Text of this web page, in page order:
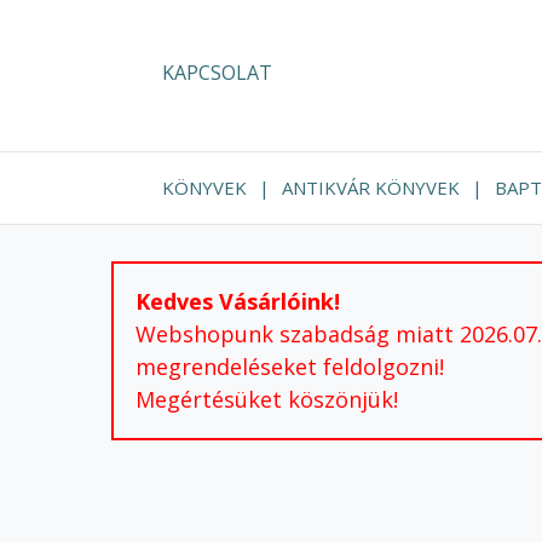
KAPCSOLAT
KÖNYVEK ANTIKVÁR KÖNYVEK
Kedves Vásárlóink!
Webshopunk szabadság miatt
megrendeléseket feldolgozni!
Megértésüket köszönjük!